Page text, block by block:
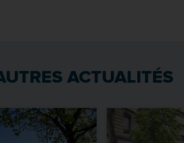
ACTUALITÉS